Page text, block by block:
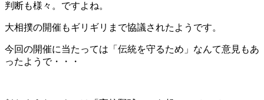
判断も様々。ですよね。
大相撲の開催もギリギリまで協議されたようです。
今回の開催に当たっては「伝統を守るため」なんて意見もあ
ったようで・・・